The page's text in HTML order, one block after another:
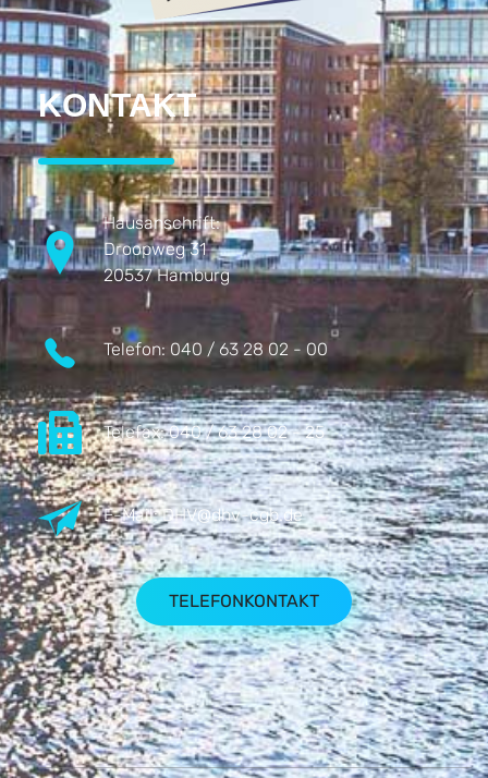
KONTAKT
Hausanschrift:
Droopweg 31
20537 Hamburg
Telefon: 040 / 63 28 02 - 00
Telefax:040 / 63 28 02 - 25
E-Mail:DHV@dhv-cgb.de
TELEFONKONTAKT